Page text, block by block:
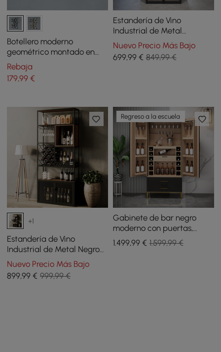
Botellero moderno
geométrico montado en
pared para 10 botellas
Rebaja
179,99 €
Estandería de Vino
Industrial de Metal
Botellero de 5 Niveles con
Estante para Copa
Nuevo Precio Más Bajo
699,99€ 849,99 €
+1
Estandería de Vino
Industrial de Metal Negro
Botellero de 5 Niveles con
Estante para Copa
Nuevo Precio Más Bajo
899,99 € 999,99 €
Regreso a la escuela
Gabinete de bar negro
moderno con puertas,
almacenamiento con
estante para copas
1.499,99€ 1.599,99 €